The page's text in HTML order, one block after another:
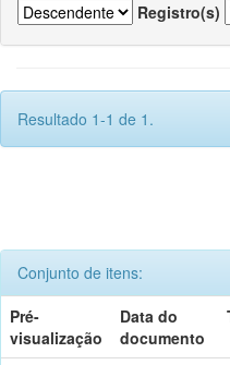
Registro(s)
Resultado 1-1 de 1.
Conjunto de itens:
Pré-
visualização
Data do
documento